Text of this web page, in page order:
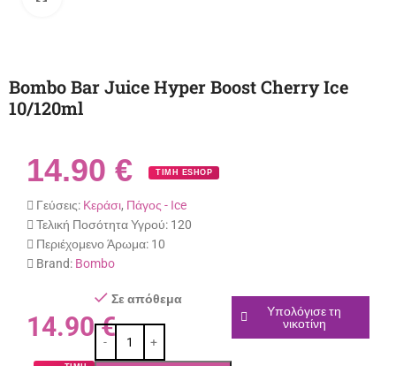
Bombo Bar Juice Hyper Boost Cherry Ice
10/120ml
14.90 € ΤΙΜΗ ESHOP
Γεύσεις: Κεράσι, Πάγος - Ιce
Τελική Ποσότητα Υγρού: 120
Περιέχομενο Άρωμα: 10
Brand: Bombo
14.90€
Σε απόθεμα
Υπολόγισε τη
νικοτίνη